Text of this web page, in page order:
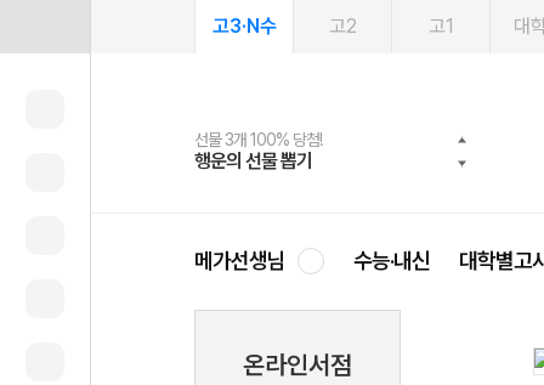
고3·N수 고2 고1 대
선물 3개 100% 당첨!
행운의 선물 뽑기
선물 100% 증정!
메가스터디 X 올리브
여름방학 스터디 캐시백
메가런 썸머스쿨
2027 러셀 단과
강사 공개선발
스마트러닝앱
설문 EVENT
메가패스
3일 무료 체험권
메가패스 수강생 무료혜택!
메가클럽 멤버십
사회공헌 캠페인
희망이룸 메가나눔
메가선생님 수능·내신 대학별고
온라인서점